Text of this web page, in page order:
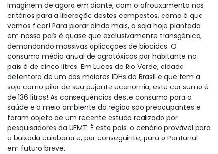
Imaginem de agora em diante, com o afrouxamento nos
critérios para a liberação destes compostos, como é que
vamos ficar! Para piorar ainda mais, a soja hoje plantada
em nosso país é quase que exclusivamente transgênica,
demandando massivas aplicações de biocidas. O
consumo médio anual de agrotóxicos por habitante no
país é de cinco litros. Em Lucas do Rio Verde, cidade
detentora de um dos maiores IDHs do Brasil e que tem a
soja como pilar de sua pujante economia, este consumo é
de 136 litros! As consequências deste consumo para a
saúde e o meio ambiente da região são preocupantes e
foram objeto de um recente estudo realizado por
pesquisadores da UFMT. É este pois, o cenário provável para
a baixada cuiabana e, por conseguinte, para o Pantanal
em futuro breve.